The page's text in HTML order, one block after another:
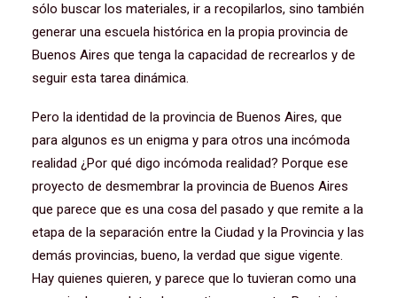
sólo buscar los materiales, ir a recopilarlos, sino también
generar una escuela histórica en la propia provincia de
Buenos Aires que tenga la capacidad de recrearlos y de
seguir esta tarea dinámica.
Pero la identidad de la provincia de Buenos Aires, que
para algunos es un enigma y para otros una incómoda
realidad ¿Por qué digo incómoda realidad? Porque ese
proyecto de desmembrar la provincia de Buenos Aires
que parece que es una cosa del pasado y que remite a la
etapa de la separación entre la Ciudad y la Provincia y las
demás provincias, bueno, la verdad que sigue vigente.
Hay quienes quieren, y parece que lo tuvieran como una